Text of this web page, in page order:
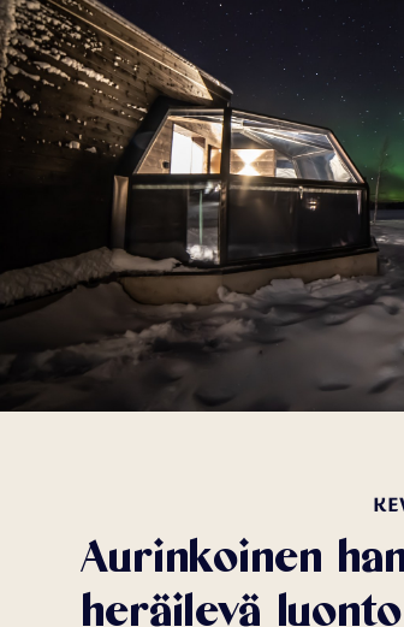
Aurinkoinen
heräilevä luonto